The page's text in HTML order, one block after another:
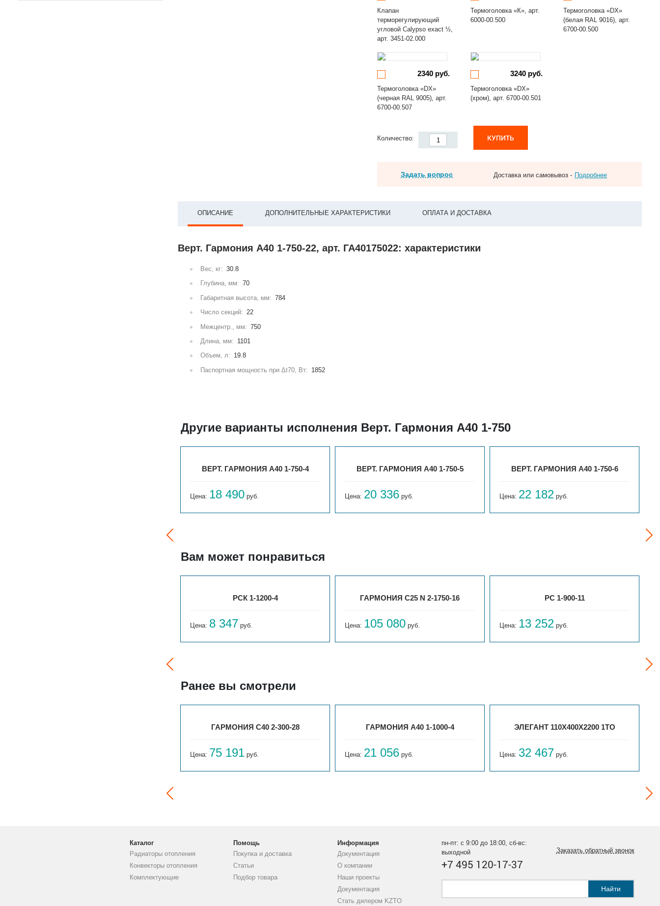
Клапан
терморегулирующий
угловой Calypso exact ½,
арт. 3451-02.000
Термоголовка «К», арт.
6000-00.500
Термоголовка «DX»
(белая RAL 9016), арт.
6700-00.500
2340 руб.
Термоголовка «DX»
(черная RAL 9005), арт.
6700-00.507
3240 руб.
Термоголовка «DX»
(хром), арт. 6700-00.501
Количество: КУПИТЬ
Задать вопрос Доставка или самовывоз - Подробнее
ОПИСАНИЕ ДОПОЛНИТЕЛЬНЫЕ ХАРАКТЕРИСТИКИ ОПЛАТА И ДОСТАВКА
Верт. Гармония А40 1-750-22, арт. ГА40175022: характеристики
Вес, кг: 30.8
Глубина, мм: 70
Габаритная высота, мм: 784
Число секций: 22
Межцентр., мм: 750
Длина, мм: 1101
Объем, л: 19.8
Паспортная мощность при Δt70, Вт: 1852
Другие варианты исполнения Верт. Гармония А40 1-750
ВЕРТ. ГАРМОНИЯ А40 1-750-4
Цена: 18 490 руб.
ВЕРТ. ГАРМОНИЯ А40 1-750-5
Цена: 20 336 руб.
ВЕРТ. ГАРМОНИЯ А40 1-750-6
Цена: 22 182 руб.
Вам может понравиться
РСК 1-1200-4
Цена: 8 347 руб.
ГАРМОНИЯ С25 N 2-1750-16
Цена: 105 080 руб.
РС 1-900-11
Цена: 13 252 руб.
Ранее вы смотрели
ГАРМОНИЯ С40 2-300-28
Цена: 75 191 руб.
ГАРМОНИЯ А40 1-1000-4
Цена: 21 056 руб.
ЭЛЕГАНТ 110X400X2200 1ТО
Цена: 32 467 руб.
Каталог
Радиаторы отопления
Конвекторы отопления
Комплектующие
Помощь
Покупка и доставка
Статьи
Подбор товара
Информация
Документация
О компании
Наши проекты
Документация
Стать дилером KZTO
пн-пт: с 9:00 до 18:00, сб-вс:
выходной
+7 495 120-17-37
Заказать обратный звонок
Найти